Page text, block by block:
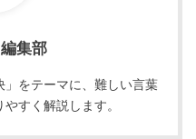
集部
」をテーマに、難しい言葉
すく解説します。